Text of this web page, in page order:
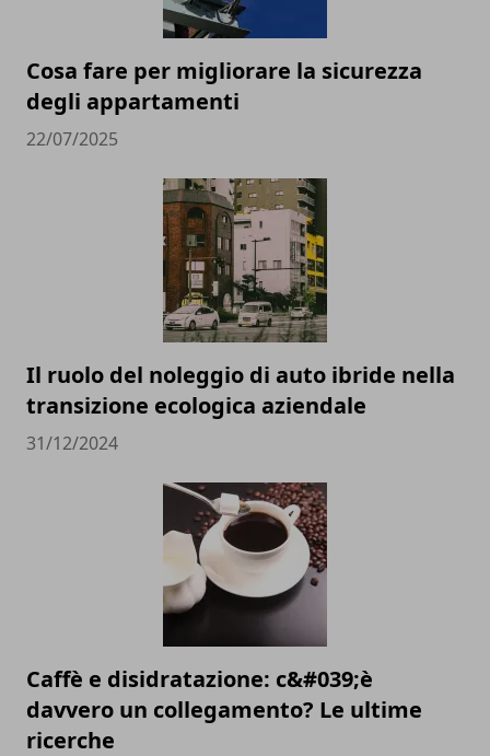
Cosa fare per migliorare la sicurezza
degli appartamenti
22/07/2025
Il ruolo del noleggio di auto ibride nella
transizione ecologica aziendale
31/12/2024
Caffè e disidratazione: c&#039;è
davvero un collegamento? Le ultime
ricerche